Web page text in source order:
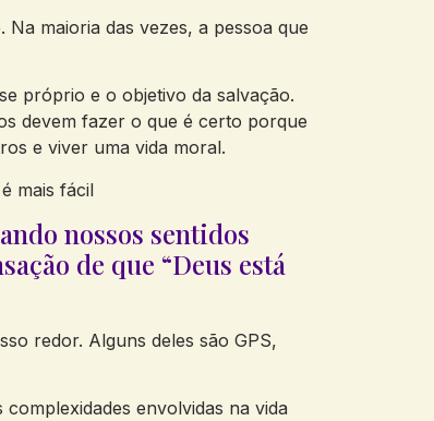
maioria das vezes, a pessoa que
próprio e o objetivo da salvação.
devem fazer o que é certo porque
e viver uma vida moral.
mais fácil
nossos sentidos
de que “Deus está
redor. Alguns deles são GPS,
envolvidas na vida